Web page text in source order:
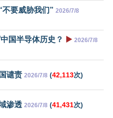
要威胁我们” 2026/7/8
国半导体历史？ ▶️ 2026/7/8
谴责 2026/7/8 (42,113次)
渗透 2026/7/8 (41,431次)